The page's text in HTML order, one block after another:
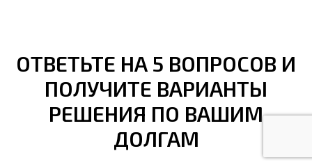
ОТВЕТЬТЕ НА 5 ВОПРОСОВ И
ПОЛУЧИТЕ ВАРИАНТЫ
РЕШЕНИЯ ПО ВАШИМ
ДОЛГАМ